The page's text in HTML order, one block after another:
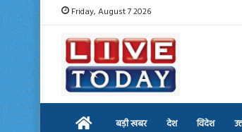
Friday, August 7 2026
Home बड़ी खबर देश विदेश